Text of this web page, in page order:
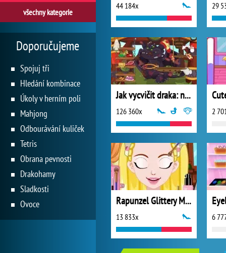
44 184x 29
Jak vycvičit draka: nehoda v bažinách
126 360x 2
Rapunzel Glittery Makeup
13 833x 6
všechny kategorie
Doporučujeme
Spojuj tři
Hledání kombinace
Úkoly v herním poli
Mahjong
Odbourávání kuliček
Tetris
Obrana pevnosti
Drakohamy
Sladkosti
Ovoce